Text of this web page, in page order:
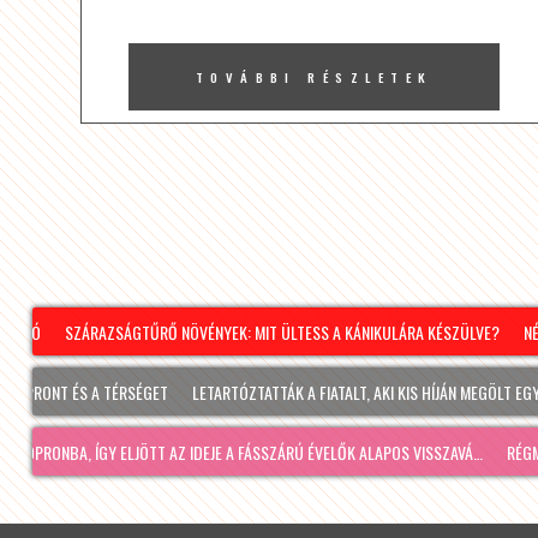
TOVÁBBI RÉSZLETEK
SZÁRAZSÁGTŰRŐ NÖVÉNYEK: MIT ÜLTESS A KÁNIKULÁRA KÉSZÜLVE?
ÉS A TÉRSÉGET LETARTÓZTATTÁK A FIATALT, AKI KIS HÍJÁN MEGÖLT EGY 28 ÉVES
ÍGY ELJÖTT AZ IDEJE A FÁSSZÁRÚ ÉVELŐK ALAPOS VISSZAVÁ… RÉGMÚLT